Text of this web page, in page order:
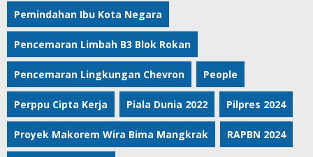
Pemindahan Ibu Kota Negara
Pencemaran Limbah B3 Blok Rokan
Pencemaran Lingkungan Chevron People
Perppu Cipta Kerja Piala Dunia 2022 Pilpres 2024
Proyek Makorem Wira Bima Mangkrak RAPBN 2024